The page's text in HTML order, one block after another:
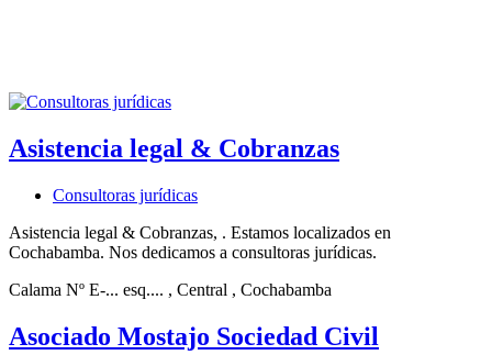
Asistencia legal & Cobranzas
Consultoras jurídicas
Asistencia legal & Cobranzas, . Estamos localizados en
Cochabamba. Nos dedicamos a consultoras jurídicas.
Calama Nº E-... esq.... , Central , Cochabamba
Asociado Mostajo Sociedad Civil